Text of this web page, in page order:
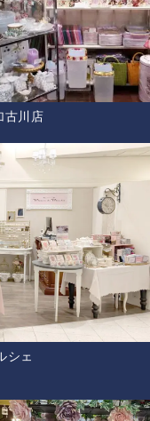
古川店
シェ